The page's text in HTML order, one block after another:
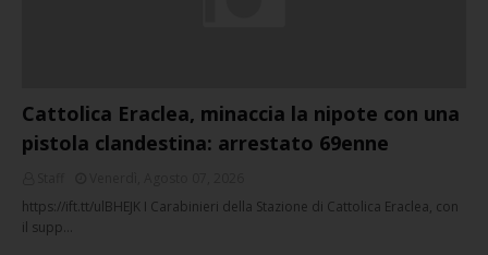
Cattolica Eraclea, minaccia la nipote con una
pistola clandestina: arrestato 69enne
https://ift.tt/ulBHEJK I Carabinieri della Stazione di Cattolica Eraclea, con
il supp…